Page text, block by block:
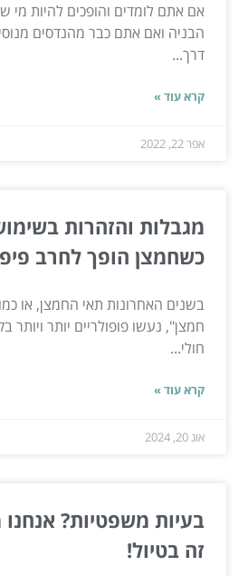
אם אתם לומדים והופכים להיות מי
הבניה ואם אתם כבר מהנדסים
דרך...
קרא עוד »
אפר 22, 2022
מגבלות והזהרות
כשחמצן הופך לחרב
בשנים האחרונות תאי החמצן, או
חמצן", נעשו פופולריים יותר ויותר
חולי...
קרא עוד »
אוג 20, 2024
בעיות משפטיות?
זה בטיול!